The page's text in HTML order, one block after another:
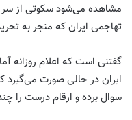
مشاهده می‌شود سکوتی از
تهاجمی ایران که منجر به
گفتنی است که اعلام روزانه
ایران در حالی صورت می‌گیرد
سوال برده و ارقام درست را